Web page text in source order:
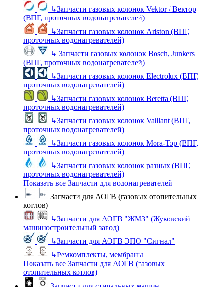
↳Запчасти газовых колонок Vektor / Вектор
(ВПГ, проточных водонагревателей)
↳Запчасти газовых колонок Ariston (ВПГ,
проточных водонагревателей)
↳ Запчасти газовых колонок Bosch, Junkers
(ВПГ, проточных водонагревателей)
↳Запчасти газовых колонок Electrolux (ВПГ,
проточных водонагревателей)
↳Запчасти газовых колонок Beretta (ВПГ,
проточных водонагревателей)
↳Запчасти газовых колонок Vaillant (ВПГ,
проточных водонагревателей)
↳Запчасти газовых колонок Mora-Top (ВПГ,
проточных водонагревателей)
↳Запчасти газовых колонок разных (ВПГ,
проточных водонагревателей)
Показать все Запчасти для водонагревателей
Запчасти для АОГВ (газовых отопительных
котлов)
↳Запчасти для АОГВ "ЖМЗ" (Жуковский
машиностроительный завод)
↳Запчасти для АОГВ ЭПО "Сигнал"
↳Ремкомплекты, мембраны
Показать все Запчасти для АОГВ (газовых
отопительных котлов)